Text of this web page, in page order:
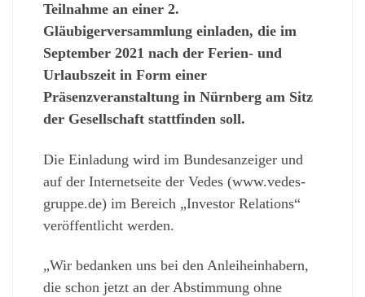
Teilnahme an einer 2.
Gläubigerversammlung einladen, die im
September 2021 nach der Ferien- und
Urlaubszeit in Form einer
Präsenzveranstaltung in Nürnberg am Sitz
der Gesellschaft stattfinden soll.
Die Einladung wird im Bundesanzeiger und
auf der Internetseite der Vedes (www.vedes-
gruppe.de) im Bereich „Investor Relations“
veröffentlicht werden.
„Wir bedanken uns bei den Anleiheinhabern,
die schon jetzt an der Abstimmung ohne